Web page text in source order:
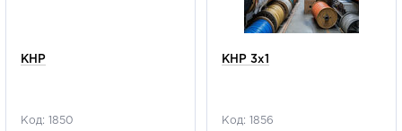
КНР
Код: 1850
КНР 3х1
Код: 1856